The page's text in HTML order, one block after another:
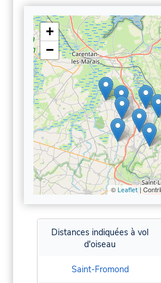
+
−
© Leaflet|
Distances indiquées à vol
d'oiseau
Saint-Fromond